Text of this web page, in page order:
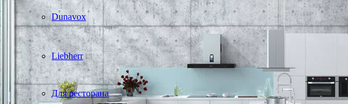
Dunavox
Liebherr
Для ресторана